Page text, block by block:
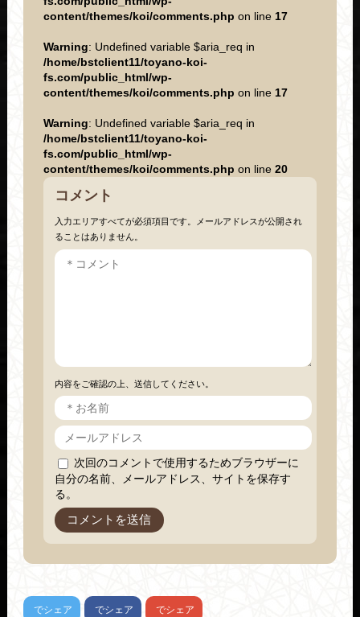
content/themes/koi/comments.php on line 17
Warning: Undefined variable $aria_req in
/home/bstclient11/toyano-koi-
fs.com/public_html/wp-
content/themes/koi/comments.php on line 17
Warning: Undefined variable $aria_req in
/home/bstclient11/toyano-koi-
fs.com/public_html/wp-
content/themes/koi/comments.php on line 20
コメント
入力エリアすべてが必須項目です。メールアドレスが公開され
ることはありません。
内容をご確認の上、送信してください。
次回のコメントで使用するためブラウザーに
自分の名前、メールアドレス、サイトを保存す
る。
でシェア でシェア でシェア